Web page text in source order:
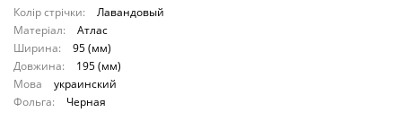
Колір стрічки:
Лавандовый
Матеріал:
Атлас
Ширина:
95 (мм)
Довжина:
195 (мм)
Мова
украинский
Фольга:
Черная